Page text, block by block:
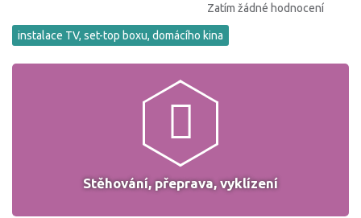
Zatím žádné hodnocení
instalace TV, set-top boxu, domácího kina
Stěhování, přeprava, vyklízení